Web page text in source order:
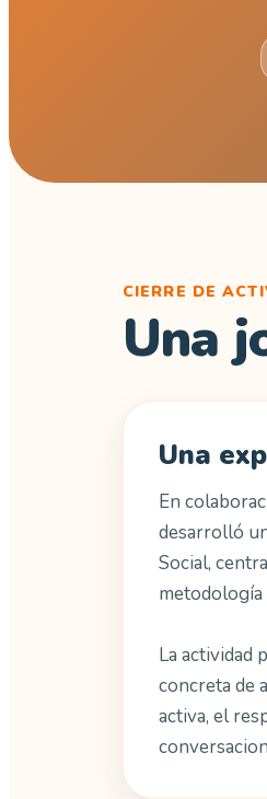
CIERRE DE
Una
Una
En
desarrolló
Social,
La actividad
concreta de
activa, el